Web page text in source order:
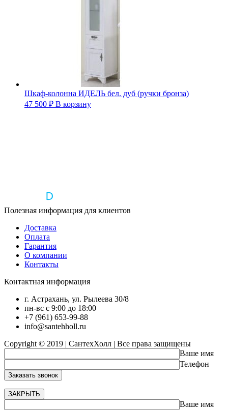
Шкаф-колонна ИДЕЛЬ бел. дуб (ручки бронза)
47 500 ₽ В корзину
Полезная информация для клиентов
Доставка
Оплата
Гарантия
О компании
Контакты
Контактная информация
г. Астрахань, ул. Рылеева 30/8
пн-вс с 9:00 до 18:00
+7 (961) 653-99-88
info@santehholl.ru
Copyright © 2019 | СантехХолл | Все права защищены
Ваше имя
Телефон
ЗАКРЫТЬ
Ваше имя